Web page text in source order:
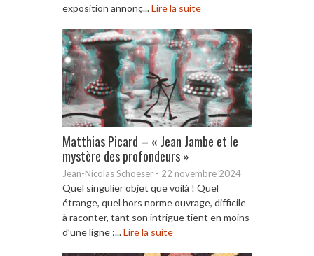
exposition annonç...Lire la suite
Matthias Picard – « Jean Jambe et le
mystère des profondeurs »
Jean-Nicolas Schoeser - 22 novembre 2024
Quel singulier objet que voilà ! Quel
étrange, quel hors norme ouvrage, difficile
à raconter, tant son intrigue tient en moins
d’une ligne :...Lire la suite